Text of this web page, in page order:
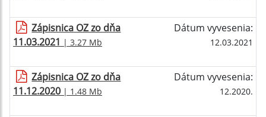
Zápisnica OZ zo dňa
11.03.2021 | 3.27 Mb
Dátum vyvesenia:
12.03.2021
Zápisnica OZ zo dňa
11.12.2020 | 1.48 Mb
Dátum vyvesenia:
12.2020.